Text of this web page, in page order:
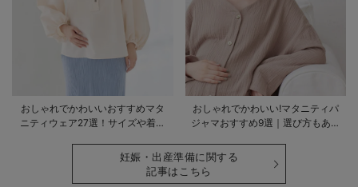
おしゃれでかわいいおすすめマタ
ニティウェア27選！サイズや着る
おしゃれでかわいい!マタニティパ
ジャマおすすめ9選｜選び方もあわ
妊娠・出産準備に関する
記事はこちら